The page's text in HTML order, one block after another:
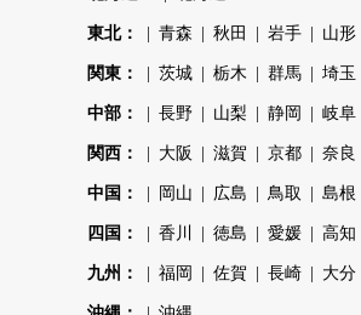
東北： 青森 秋田 岩手 山形
関東： 茨城 栃木 群馬 埼玉
中部： 長野 山梨 静岡 岐阜
関西： 大阪 滋賀 京都 奈良
中国： 岡山 広島 鳥取 島根
四国： 香川 徳島 愛媛 高知
九州： 福岡 佐賀 長崎 大分